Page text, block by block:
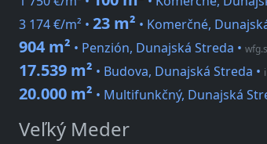
3 174 €/m² • 23 m² • Komerčné,
904 m² • Penzión, Dunajská Streda •
17.539 m² • Budova, Dunajská Streda •
20.000 m² • Multifunkčný, Dunajská
Veľký Meder